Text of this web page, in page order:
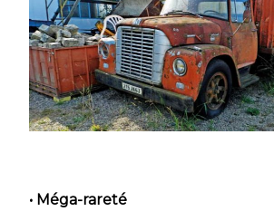
• Méga-rareté